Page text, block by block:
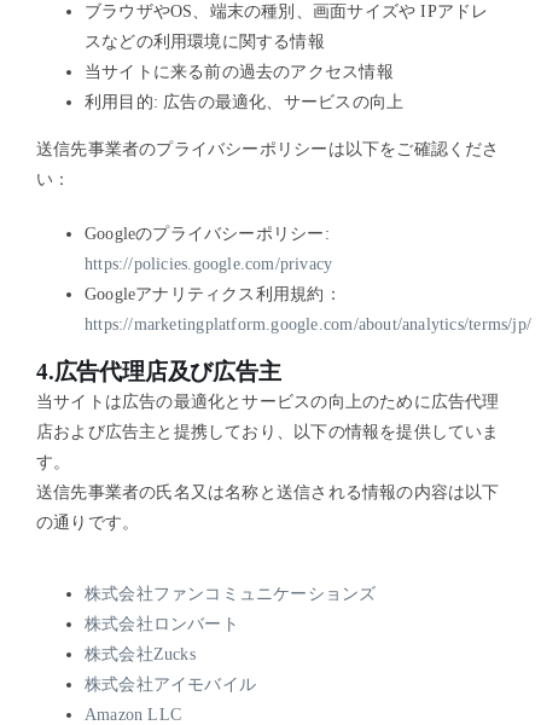
ブラウザやOS、端末の種別、画面サイズや IPアドレ
スなどの利用環境に関する情報
当サイトに来る前の過去のアクセス情報
利用目的: 広告の最適化、サービスの向上
送信先事業者のプライバシーポリシーは以下をご確認くださ
い：
Googleのプライバシーポリシー:
https://policies.google.com/privacy
Googleアナリティクス利用規約：
https://marketingplatform.google.com/about/analytics/terms/jp/
4.広告代理店及び広告主
当サイトは広告の最適化とサービスの向上のために広告代理
店および広告主と提携しており、以下の情報を提供していま
す。
送信先事業者の氏名又は名称と送信される情報の内容は以下
の通りです。
株式会社ファンコミュニケーションズ
株式会社ロンバート
株式会社Zucks
株式会社アイモバイル
Amazon LLC